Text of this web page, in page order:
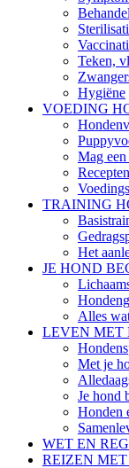
Teken,
Hygiëne
VOEDING
Mag
TRAINING
Het
JE HOND
Alles
LEVEN MET
Met je
Je hond
Honden
WET EN
REIZEN